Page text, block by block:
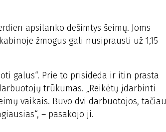
apsilanko dešimtys šeimų. Joms
žmogus gali nusiprausti už 1,15
galus“. Prie to prisideda ir itin prasta
trūkumas. „Reikėtų įdarbinti
vaikais. Buvo dvi darbuotojos, tačiau
– pasakojo ji.